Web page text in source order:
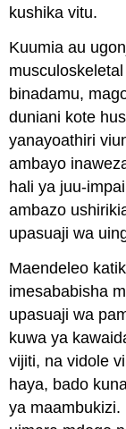
kushika vitu.
Kuumia au
binadamu,
duniani kote
yanayoathiri
ambayo
hali ya juu-
ambazo
upasuaji wa
Maendeleo
imesababisha
upasuaji wa
kuwa ya
vijiti, na vidole
haya, bado
ya